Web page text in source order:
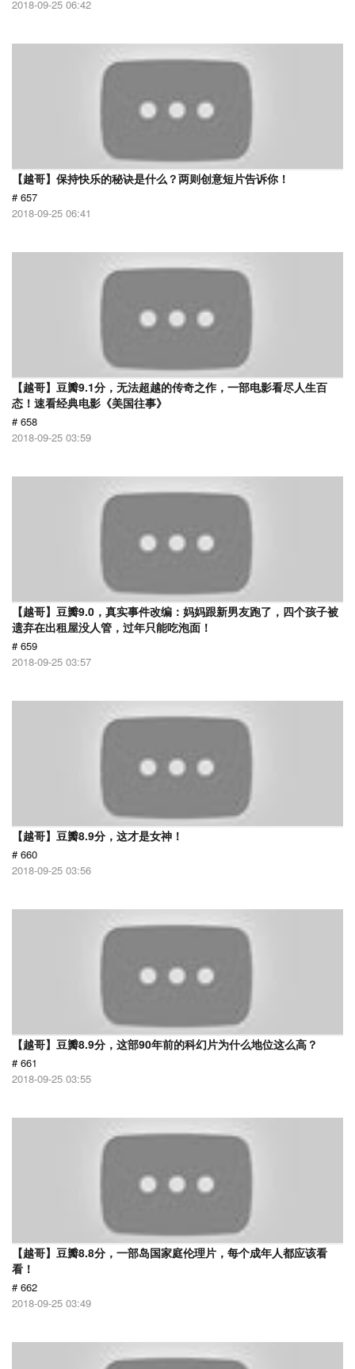
2018-09-25 06:42
【越哥】保持快乐的秘诀是什么？两则创意短片告诉你！
# 657
2018-09-25 06:41
【越哥】豆瓣9.1分，无法超越的传奇之作，一部电影看尽人生百
态！速看经典电影《美国往事》
# 658
2018-09-25 03:59
【越哥】豆瓣9.0，真实事件改编：妈妈跟新男友跑了，四个孩子被
遗弃在出租屋没人管，过年只能吃泡面！
# 659
2018-09-25 03:57
【越哥】豆瓣8.9分，这才是女神！
# 660
2018-09-25 03:56
【越哥】豆瓣8.9分，这部90年前的科幻片为什么地位这么高？
# 661
2018-09-25 03:55
【越哥】豆瓣8.8分，一部岛国家庭伦理片，每个成年人都应该看
看！
# 662
2018-09-25 03:49